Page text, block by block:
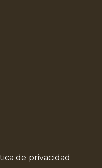
de privacidad